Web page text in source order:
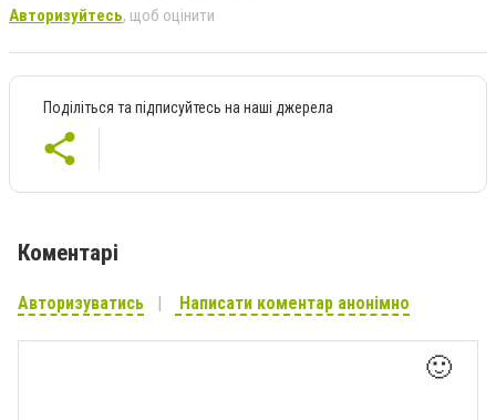
Авторизуйтесь, щоб оцінити
Поділіться та підписуйтесь на наші джерела
Коментарі
Авторизуватись Написати коментар анонімно
🙂